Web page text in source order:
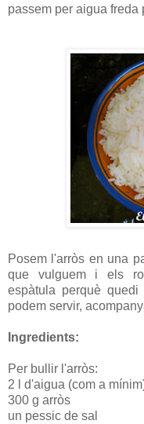
passem per aigua freda
Posem l'arròs en una
que vulguem i els
espàtula perquè
podem servir,
Ingredients:
Per bullir l'arròs:
2 l d'aigua (com a
300 g arròs
un pessic de sal